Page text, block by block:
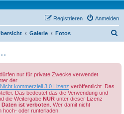
Anmelden
Registrieren
Galerie Fotos
nur für private Zwecke verwendet
der
kommerziell 3.0 Lizenz veröffentlicht. Das
Das bedeutet das die Verwendung und
die Weitergabe NUR unter dieser Lizenz
ist verboten . Wer damit nicht
hoch- oder runterladen.